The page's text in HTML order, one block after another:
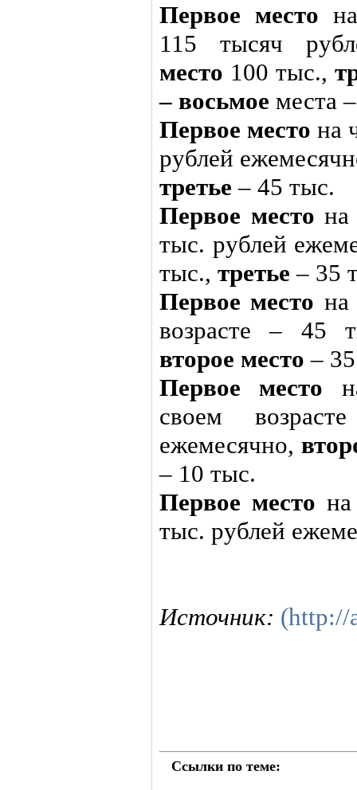
Первое место
115 тысяч
место 100 тыс.,
– восьмое места
Первое место на
рублей
третье – 45 тыс.
Первое место на
тыс. рублей
тыс., третье – 35
Первое место на
возрасте – 45
второе место–
Первое место
своем
ежемесячно,
– 10 тыс.
Первое место
тыс. рублей
Источник: (http://
Ссылки по теме: